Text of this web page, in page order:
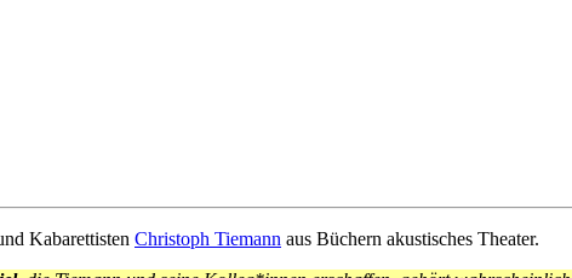
Kabarettisten Christoph Tiemann aus Büchern akustisches Theater.